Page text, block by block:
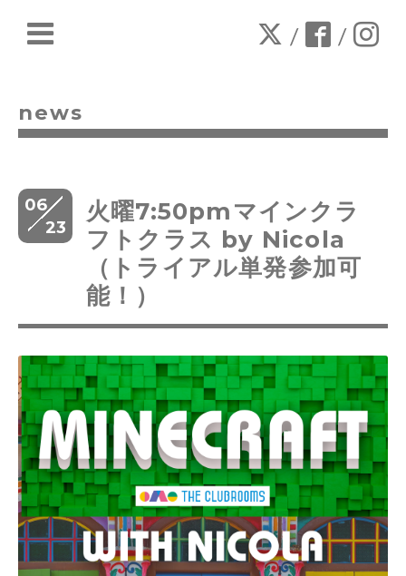
/ /
news
06
23
火曜7:50pmマインクラ
フトクラス by Nicola
（トライアル単発参加可
能！）